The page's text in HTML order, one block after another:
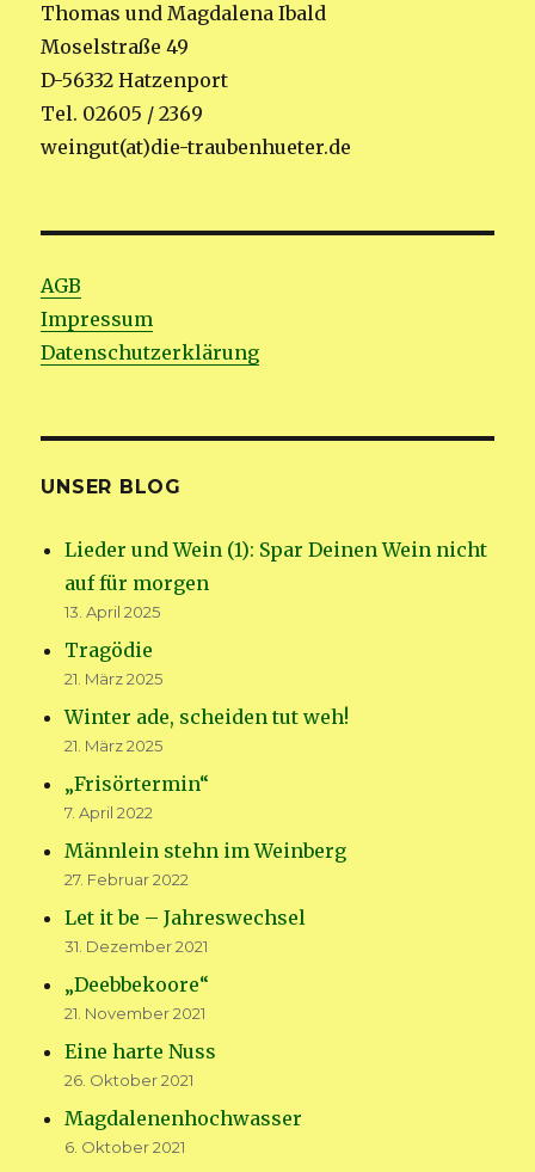
Thomas und Magdalena Ibald
Moselstraße 49
D-56332 Hatzenport
Tel. 02605 / 2369
weingut(at)die-traubenhueter.de
AGB
Impressum
Datenschutzerklärung
UNSER BLOG
Lieder und Wein (1): Spar Deinen Wein nicht
auf für morgen
13. April 2025
Tragödie
21. März 2025
Winter ade, scheiden tut weh!
21. März 2025
„Frisörtermin“
7. April 2022
Männlein stehn im Weinberg
27. Februar 2022
Let it be – Jahreswechsel
31. Dezember 2021
„Deebbekoore“
21. November 2021
Eine harte Nuss
26. Oktober 2021
Magdalenenhochwasser
6. Oktober 2021